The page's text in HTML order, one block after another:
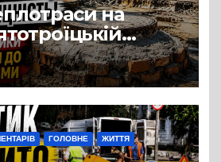
на
порівняно із
термінами.
не відкрили
ГОЛОВНЕ ЖИТТЯ